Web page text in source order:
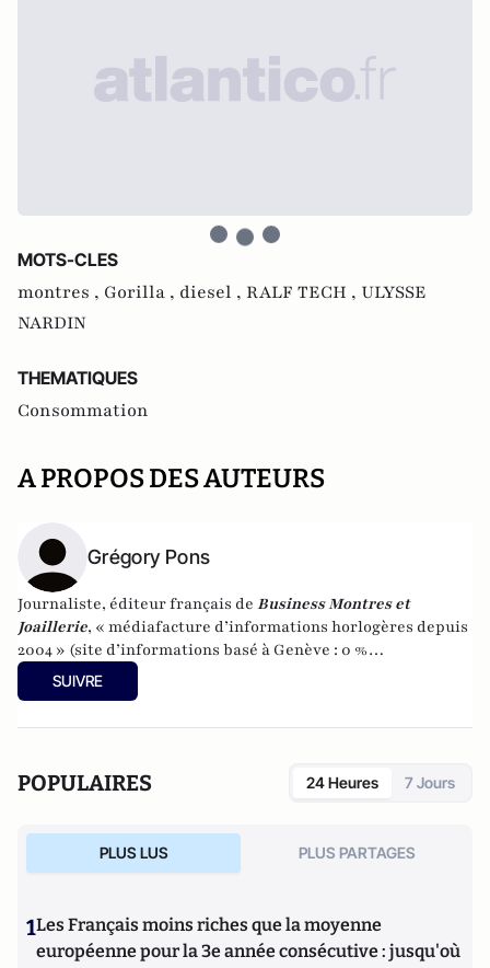
MOTS-CLES
montres , Gorilla , diesel , RALF TECH , ULYSSE
NARDIN
THEMATIQUES
Consommation
A PROPOS DES AUTEURS
Grégory Pons
Journaliste, éditeur français de Business Montres et
Joaillerie, « médiafacture d’informations horlogères depuis
2004 » (site d’informations basé à Genève : 0 %
publicité-100 % liberté), spécialiste du marketing horloger
et de l’analyse des marchés de la montre.
SUIVRE
POPULAIRES 24 Heures 7 Jours
PLUS LUS PLUS PARTAGES
1Les Français moins riches que la moyenne
européenne pour la 3e année consécutive : jusqu'où